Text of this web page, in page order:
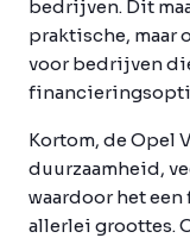
bedrijven. Dit
praktische, maar
voor bedrijven
Kortom, de Opel
duurzaamheid,
waardoor het
allerlei groottes.